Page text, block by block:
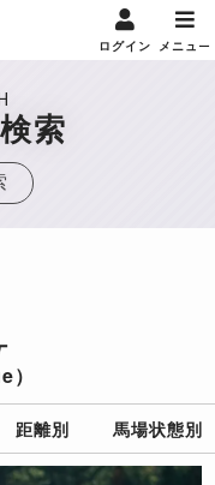
ログイン メニュー
索
距離別 馬場状態別